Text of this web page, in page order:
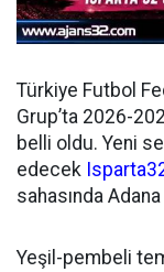
Türkiye Futbol
Grup’ta 2026-
belli oldu. Yeni
edecek
sahasında
Yeşil-pembeli